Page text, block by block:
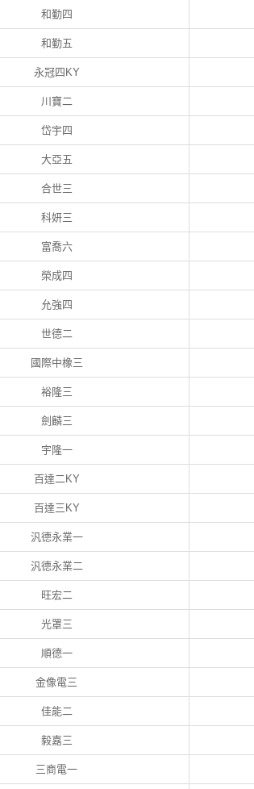
和勤四
和勤五
永冠四KY
川寶二
岱宇四
大亞五
合世三
科妍三
富喬六
榮成四
允強四
世德二
國際中橡三
裕隆三
劍麟三
宇隆一
百達二KY
百達三KY
汎德永業一
汎德永業二
旺宏二
光罩三
順德一
金像電三
佳能二
毅嘉三
三商電一